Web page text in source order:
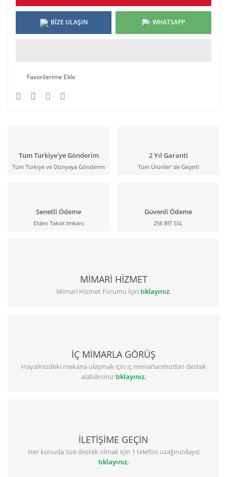
BİZE ULAŞIN WHATSAPP
Tüm Türkiye'ye Gönderim
Tüm Türkiye ve Dünyaya Gönderim
2 Yıl Garanti
Tüm Ürünler' de Geçerli
Senetli Ödeme
Elden Taksit İmkanı
Güvenli Ödeme
256 BİT SSL
MİMARİ HİZMET
Mimari Hizmet Forumu İçin tıklayınız.
İÇ MİMARLA GÖRÜŞ
Hayalinizdeki mekana ulaşmak için iç mimarlarımızdan destek
alabilirsiniztıklayınız.
İLETİŞİME GEÇİN
Her konuda size destek olmak için 1 telefon uzağınızdayız
tıklayınız.